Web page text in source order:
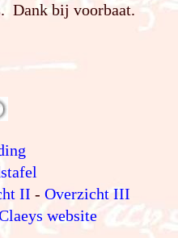
Dank bij voorbaat.
II - Overzicht III
website